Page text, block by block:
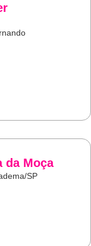
da Moça
SP